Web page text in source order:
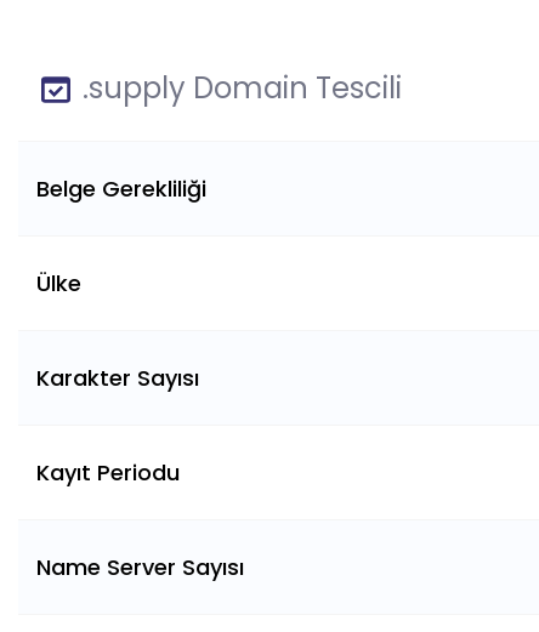
.supply Domain Tescili
Belge Gerekliliği
Ülke
Karakter Sayısı
Kayıt Periodu
Name Server Sayısı